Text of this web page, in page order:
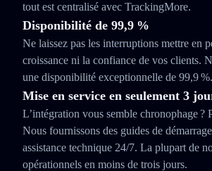
tout est centralisé avec TrackingMore.
Disponibilité de 99,9 %
Ne laissez pas les interruptions mettre en
croissance ni la confiance de vos clients.
une disponibilité exceptionnelle de 99,9 %.
Mise en service en seulement 3
L’intégration vous semble chronophage ?
Nous fournissons des guides de
assistance technique 24/7. La plupart de
opérationnels en moins de trois jours.